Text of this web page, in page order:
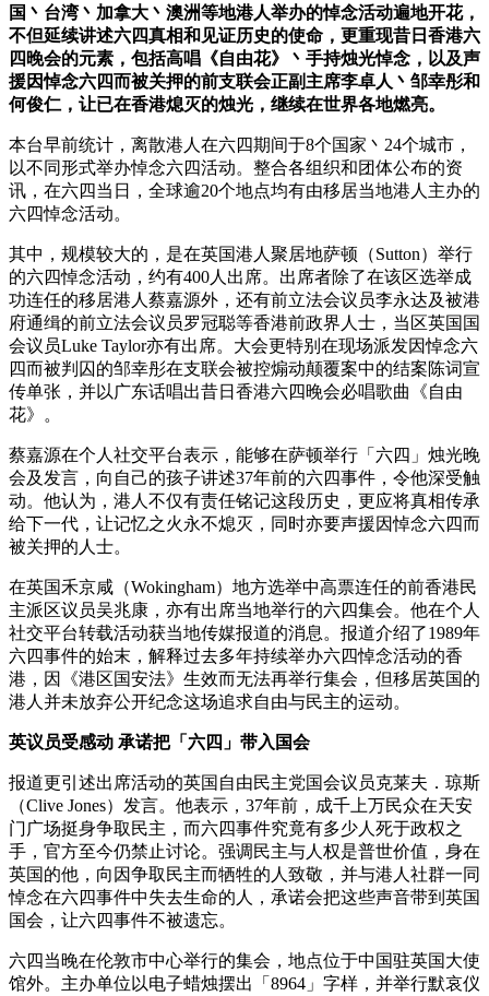
国丶台湾丶加拿大丶澳洲等地港人举办的悼念活动遍地开花，
不但延续讲述六四真相和见证历史的使命，更重现昔日香港六
四晚会的元素，包括高唱《自由花》丶手持烛光悼念，以及声
援因悼念六四而被关押的前支联会正副主席李卓人丶邹幸彤和
何俊仁，让已在香港熄灭的烛光，继续在世界各地燃亮。
本台早前统计，离散港人在六四期间于8个国家丶24个城市，
以不同形式举办悼念六四活动。整合各组织和团体公布的资
讯，在六四当日，全球逾20个地点均有由移居当地港人主办的
六四悼念活动。
其中，规模较大的，是在英国港人聚居地萨顿（Sutton）举行
的六四悼念活动，约有400人出席。出席者除了在该区选举成
功连任的移居港人蔡嘉源外，还有前立法会议员李永达及被港
府通缉的前立法会议员罗冠聪等香港前政界人士，当区英国国
会议员Luke Taylor亦有出席。大会更特别在现场派发因悼念六
四而被判囚的邹幸彤在支联会被控煽动颠覆案中的结案陈词宣
传单张，并以广东话唱出昔日香港六四晚会必唱歌曲《自由
花》。
蔡嘉源在个人社交平台表示，能够在萨顿举行「六四」烛光晚
会及发言，向自己的孩子讲述37年前的六四事件，令他深受触
动。他认为，港人不仅有责任铭记这段历史，更应将真相传承
给下一代，让记忆之火永不熄灭，同时亦要声援因悼念六四而
被关押的人士。
在英国禾京咸（Wokingham）地方选举中高票连任的前香港民
主派区议员吴兆康，亦有出席当地举行的六四集会。他在个人
社交平台转载活动获当地传媒报道的消息。报道介绍了1989年
六四事件的始末，解释过去多年持续举办六四悼念活动的香
港，因《港区国安法》生效而无法再举行集会，但移居英国的
港人并未放弃公开纪念这场追求自由与民主的运动。
英议员受感动 承诺把「六四」带入国会
报道更引述出席活动的英国自由民主党国会议员克莱夫．琼斯
（Clive Jones）发言。他表示，37年前，成千上万民众在天安
门广场挺身争取民主，而六四事件究竟有多少人死于政权之
手，官方至今仍禁止讨论。强调民主与人权是普世价值，身在
英国的他，向因争取民主而牺牲的人致敬，并与港人社群一同
悼念在六四事件中失去生命的人，承诺会把这些声音带到英国
国会，让六四事件不被遗忘。
六四当晚在伦敦市中心举行的集会，地点位于中国驻英国大使
馆外。主办单位以电子蜡烛摆出「8964」字样，并举行默哀仪